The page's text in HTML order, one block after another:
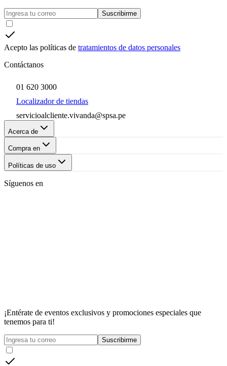
Suscribirme
Acepto las políticas de tratamientos de datos personales
Contáctanos
01 620 3000
Localizador de tiendas
servicioalcliente.vivanda@spsa.pe
Acerca de
Compra en
Políticas de uso
Síguenos en
¡Entérate de eventos exclusivos y promociones especiales que
tenemos para ti!
Suscribirme